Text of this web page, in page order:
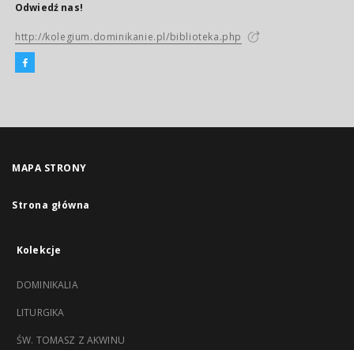
Odwiedź nas!
http://kolegium.dominikanie.pl/biblioteka.php
MAPA STRONY
Strona główna
Kolekcje
DOMINIKALIA
LITURGIKA
ŚW. TOMASZ Z AKWINU